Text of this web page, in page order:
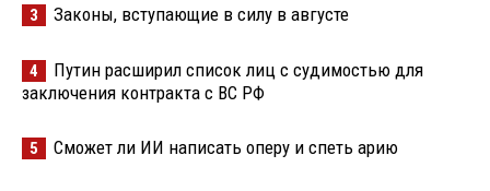
3 Законы, вступающие в силу в августе
4
Путин расширил список лиц с судимостью для
заключения контракта с ВС РФ
5 Сможет ли ИИ написать оперу и спеть арию